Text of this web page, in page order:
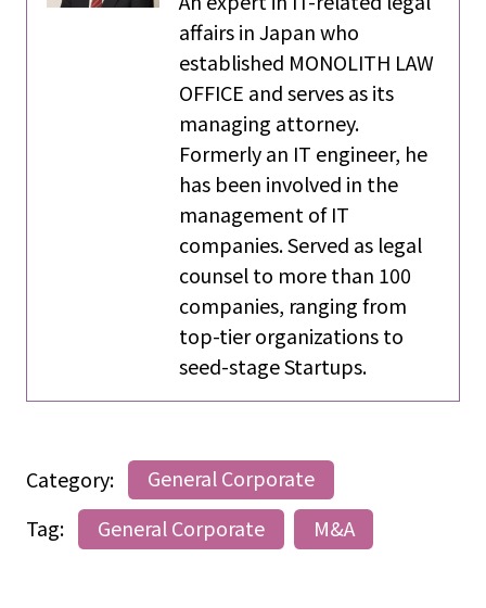
affairs in Japan who
established MONOLITH LAW
OFFICE and serves as its
managing attorney.
Formerly an IT engineer, he
has been involved in the
management of IT
companies. Served as legal
counsel to more than 100
companies, ranging from
top-tier organizations to
seed-stage Startups.
Category:
General Corporate
Tag:
General Corporate M&A